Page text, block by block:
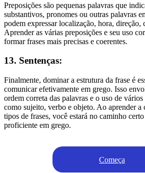
Preposições são pequenas palavras que
substantivos, pronomes ou outras palavras
podem expressar localização, hora, direção,
Aprender as várias preposições e seu uso
formar frases mais precisas e coerentes.
13. Sentenças:
Finalmente, dominar a estrutura da frase é
comunicar efetivamente em grego. Isso
ordem correta das palavras e o uso de
como sujeito, verbo e objeto. Ao aprender a
tipos de frases, você estará no caminho
proficiente em grego.
Começa